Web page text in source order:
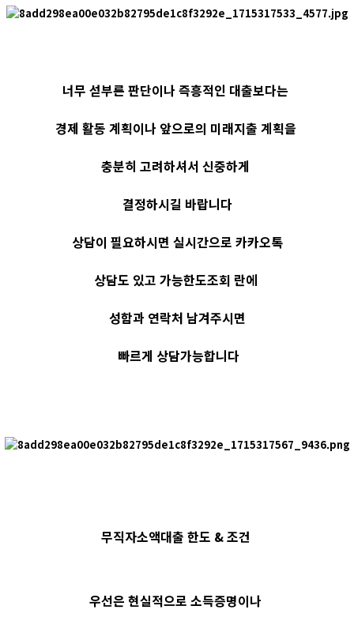
너무 섣부른 판단이나 즉흥적인 대출보다는
경제 활동 계획이나 앞으로의 미래지출 계획을
충분히 고려하셔서 신중하게
결정하시길 바랍니다
상담이 필요하시면 실시간으로 카카오톡
상담도 있고 가능한도조회 란에
성함과 연락처 남겨주시면
빠르게 상담가능합니다
무직자소액대출 한도 & 조건
우선은 현실적으로 소득증명이나